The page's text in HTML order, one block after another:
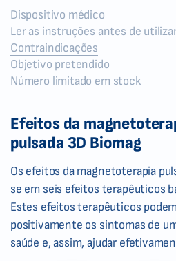
Dispositivo médico
Ler as instruções antes de
Contraindicações
Objetivo pretendido
Número limitado em stock
Efeitos da
pulsada 3D Biomag
Os efeitos da magnetoterapia
se em seis efeitos terapêuticos
Estes efeitos terapêuticos
positivamente os sintomas de
saúde e, assim, ajudar